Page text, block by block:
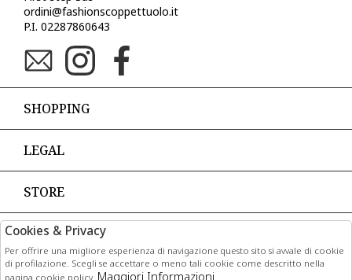
ordini@fashionscoppettuolo.it
P.I. 02287860643
SHOPPING
LEGAL
STORE
PAGAMENTI
Cookies & Privacy
Per offrire una migliore esperienza di navigazione questo sito si avvale di cookie
di profilazione. Scegli se accettare o meno tali cookie come descritto nella
pagina cookie policy. Maggiori Informazioni